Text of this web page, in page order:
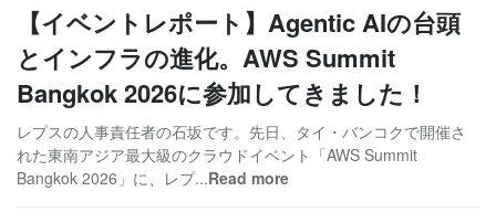
【イベントレポート】Agentic AIの台頭
とインフラの進化。AWS Summit
Bangkok 2026に参加してきました！
レプスの人事責任者の石坂です。先日、タイ・バンコクで開催さ
れた東南アジア最大級のクラウドイベント「AWS Summit
Bangkok 2026」に、レプ...Read more